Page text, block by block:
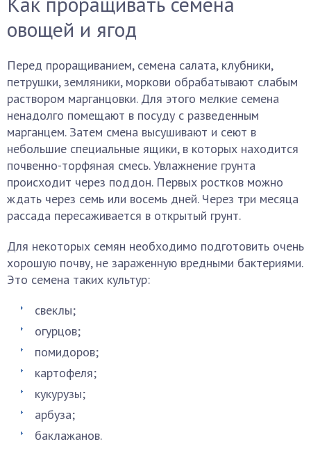
овощей и ягод
Перед проращиванием, семена салата, клубники,
петрушки, земляники, моркови обрабатывают слабым
раствором марганцовки. Для этого мелкие семена
ненадолго помещают в посуду с разведенным
марганцем. Затем смена высушивают и сеют в
небольшие специальные ящики, в которых находится
почвенно-торфяная смесь. Увлажнение грунта
происходит через поддон. Первых ростков можно
ждать через семь или восемь дней. Через три месяца
рассада пересаживается в открытый грунт.
Для некоторых семян необходимо подготовить очень
хорошую почву, не зараженную вредными бактериями.
Это семена таких культур:
свеклы;
огурцов;
помидоров;
картофеля;
кукурузы;
арбуза;
баклажанов.